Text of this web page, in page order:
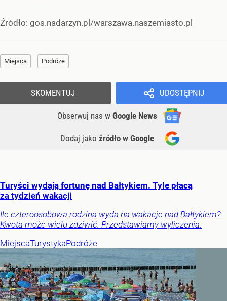
Źródło: gos.nadarzyn.pl/warszawa.naszemiasto.pl
Miejsca Podróże
UDOSTĘPNIJ
Obserwuj nas w Google News
Dodaj jako źródło w Google
SKOMENTUJ
Turyści wydają fortunę nad Bałtykiem. Tyle płacą
za tydzień wakacji
Ile czteroosobowa rodzina wyda na wakacje nad Bałtykiem?
Kwota może wielu zdziwić. Przedstawiamy wyliczenia.
MiejscaTurystykaPodróże